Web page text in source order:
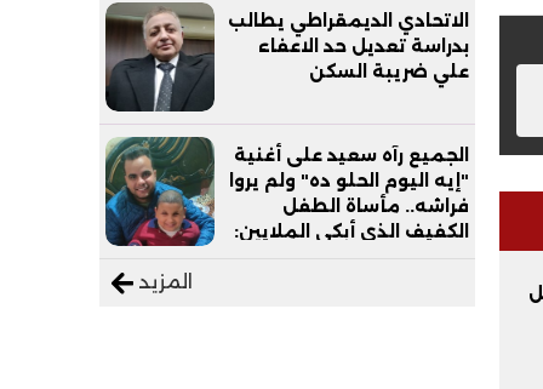
الاتحادي الديمقراطي يطالب
بدراسة تعديل حد الاعفاء
علي ضريبة السكن
الجميع رآه سعيد على أغنية
"إيه اليوم الحلو ده" ولم يروا
فراشه.. مأساة الطفل
الكفيف الذي أبكى الملايين:
المزيد